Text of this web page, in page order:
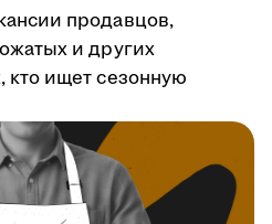
продавцов,
и других
кто ищет сезонную